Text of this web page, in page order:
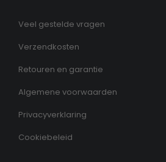
Veel gestelde vragen
Verzendkosten
Retouren en garantie
Algemene voorwaarden
Privacyverklaring
Cookiebeleid